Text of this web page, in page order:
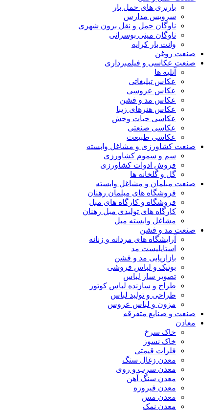
باربری های حمل بار
سرویس مدارس
ناوگان حمل و نقل برون شهری
ناوگان مینی بوسرانی
وانت بار کرایه
صنعت روغن
صنعت عکاسی و فیلمبرداری
آتلیه ها
عکاس تبلیغاتی
عکاس عروسی
عکاس مد و فشن
عکاس هنرهای زیبا
عکاسی حیات وحش
عکاسی صنعتی
عکاسی طبیعت
صنعت کشاورزی و مشاغل وابسته
سم و سموم کشاورزی
فروش ادوات کشاورزی
گل و گلخانه ها
صنعت مبلمان و مشاغل وابسته
فروشگاه های مبلمان رهنان
فروشگاه و کارگاه های مبل
کارگاه های تولیدی مبل رهنان
مشاغل وابسته مبل
صنعت مد و فشن
آرایشگاه های مردانه و زنانه
استایلیست مد
بازاریابی مد و فشن
بوتیک و لباس فروشی
تصویر ساز لباس
طراح و سازنده لباس کوتور
طراحی و تولید لباس
مزون و لباس عروس
صنعت و صنایع متفرقه
معادن
خاک سرخ
خاک نسوز
فلزات قیمتی
معدن زغال سنگ
معدن سرب و روی
معدن سنگ آهن
معدن فیروزه
معدن مس
معدن نمک